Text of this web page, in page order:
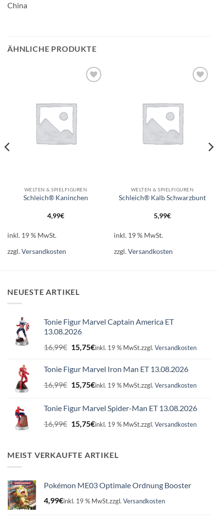
China
ÄHNLICHE PRODUKTE
WELTEN & SPIELFIGUREN
Schleich® Kaninchen
4,99€
inkl. 19 % MwSt.
zzgl.Versandkosten
WELTEN & SPIELFIGUREN
Schleich® Kalb Schwarzbunt
5,99€
inkl. 19 % MwSt.
zzgl.Versandkosten
NEUESTE ARTIKEL
Tonie Figur Marvel Captain America ET
13.08.2026
16,99€ Ursprünglicher
Preis
16,99€
15,75€Aktueller
15,75€.
inkl. 19 % MwSt.zzgl. Versandkosten
Tonie Figur Marvel Iron Man ET 13.08.2026
16,99€ Ursprünglicher
Preis
16,99€
15,75€Aktueller
15,75€.
inkl. 19 % MwSt.zzgl. Versandkosten
Tonie Figur Marvel Spider-Man ET 13.08.2026
16,99€ Ursprünglicher
Preis
16,99€
15,75€Aktueller
15,75€.
inkl. 19 % MwSt.zzgl. Versandkosten
MEIST VERKAUFTE ARTIKEL
Pokémon ME03 Optimale Ordnung Booster
4,99€inkl. 19 % MwSt.zzgl. Versandkosten